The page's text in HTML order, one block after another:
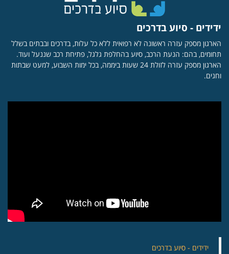
ידידים - סיוע בדרכים
הארגון מספק עזרה ראשונה לא רפואית ללא כל עלות, בדרכים ובבתים בשלל
תחומים, בהם: הנעת הרכב, סיוע בהחלפת גלגל, פתיחת רכב שננעל ועוד.
הארגון מספק עזרה לזולת 24 שעות ביממה, בכל ימות השבוע, למעט שבתות
וחגים.
‏ידידים - סיוע בדרכים